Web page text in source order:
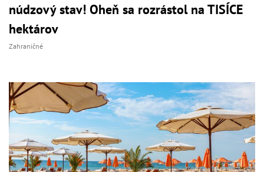
núdzový stav! Oheň sa rozrástol na TISÍCE
hektárov
Zahraničné